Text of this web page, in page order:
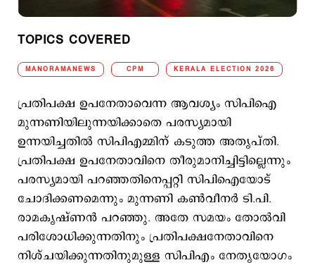
TOPICS COVERED
MANORAMANEWS CPM KERALA ELECTION 2026
പ്രതിപക്ഷ ഉപനേതാവെന്ന ആവശ്യം സിപിഐ
മുന്നണിയിലുന്നയിക്കാതെ പരസ്യമായി
ഉന്നയിച്ചതില്‍ സിപിഎമ്മിന് കടുത്ത അതൃപ്തി.
പ്രതിപക്ഷ ഉപനേതാവിനെ തീരുമാനിച്ചിട്ടില്ലെന്നും
പരസ്യമായി പറഞ്ഞതിനെപ്പറ്റി സിപിഐയോട്
ചോദിക്കണമെന്നും മുന്നണി കണ്‍വീനര്‍ ടി.പി.
രാമകൃഷ്ണന്‍ പറഞ്ഞു. അതേ സമയം തോല്‍വി
പരിശോധിക്കുന്നതിനും പ്രതിപക്ഷനേതാവിനെ
നിശ്ചയിക്കുന്നതിനുമുള്ള സിപിഎം നേതൃയോഗം